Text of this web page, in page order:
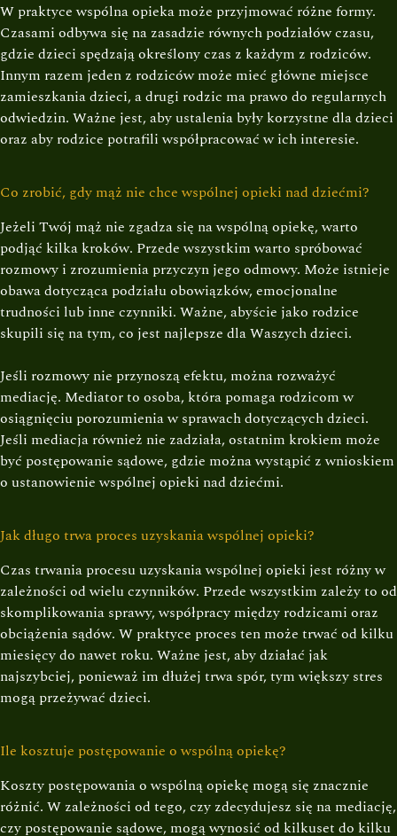
W praktyce wspólna opieka może przyjmować różne formy.
Czasami odbywa się na zasadzie równych podziałów czasu,
gdzie dzieci spędzają określony czas z każdym z rodziców.
Innym razem jeden z rodziców może mieć główne miejsce
zamieszkania dzieci, a drugi rodzic ma prawo do regularnych
odwiedzin. Ważne jest, aby ustalenia były korzystne dla dzieci
oraz aby rodzice potrafili współpracować w ich interesie.
Co zrobić, gdy mąż nie chce wspólnej opieki nad dziećmi?
Jeżeli Twój mąż nie zgadza się na wspólną opiekę, warto
podjąć kilka kroków. Przede wszystkim warto spróbować
rozmowy i zrozumienia przyczyn jego odmowy. Może istnieje
obawa dotycząca podziału obowiązków, emocjonalne
trudności lub inne czynniki. Ważne, abyście jako rodzice
skupili się na tym, co jest najlepsze dla Waszych dzieci.
Jeśli rozmowy nie przynoszą efektu, można rozważyć
mediację. Mediator to osoba, która pomaga rodzicom w
osiągnięciu porozumienia w sprawach dotyczących dzieci.
Jeśli mediacja również nie zadziała, ostatnim krokiem może
być postępowanie sądowe, gdzie można wystąpić z wnioskiem
o ustanowienie wspólnej opieki nad dziećmi.
Jak długo trwa proces uzyskania wspólnej opieki?
Czas trwania procesu uzyskania wspólnej opieki jest różny w
zależności od wielu czynników. Przede wszystkim zależy to od
skomplikowania sprawy, współpracy między rodzicami oraz
obciążenia sądów. W praktyce proces ten może trwać od kilku
miesięcy do nawet roku. Ważne jest, aby działać jak
najszybciej, ponieważ im dłużej trwa spór, tym większy stres
mogą przeżywać dzieci.
Ile kosztuje postępowanie o wspólną opiekę?
Koszty postępowania o wspólną opiekę mogą się znacznie
różnić. W zależności od tego, czy zdecydujesz się na mediację,
czy postępowanie sądowe, mogą wynosić od kilkuset do kilku